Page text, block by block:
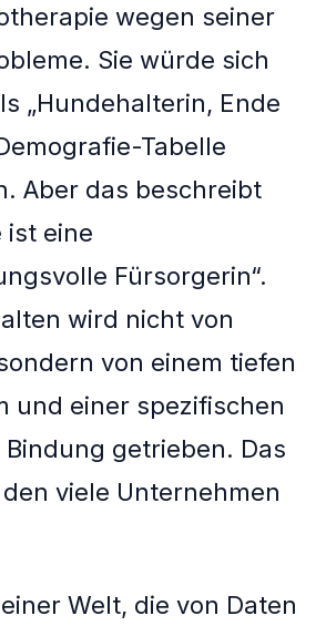
wegen seiner
Sie würde sich
„Hundehalterin, Ende
Tabelle
Aber das beschreibt
ist eine
Fürsorgerin“.
wird nicht von
von einem tiefen
und einer spezifischen
getrieben. Das
viele Unternehmen
Welt, die von Daten